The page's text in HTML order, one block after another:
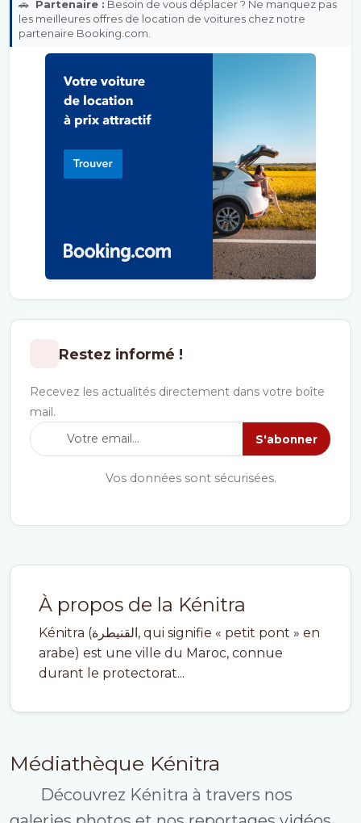
À propos de la Kénitra
Kénitra (القنيطرة, qui signifie « petit pont » en
arabe) est une ville du Maroc, connue
durant le protectorat...
Médiathèque Kénitra
Découvrez Kénitra à travers nos
🚗 Partenaire : Besoin de vous déplacer ? Ne manquez pas
les meilleures offres de location de voitures chez notre
partenaire Booking.com.
Restez informé !
Recevez les actualités directement dans votre boîte
mail.
S'abonner
Vos données sont sécurisées.